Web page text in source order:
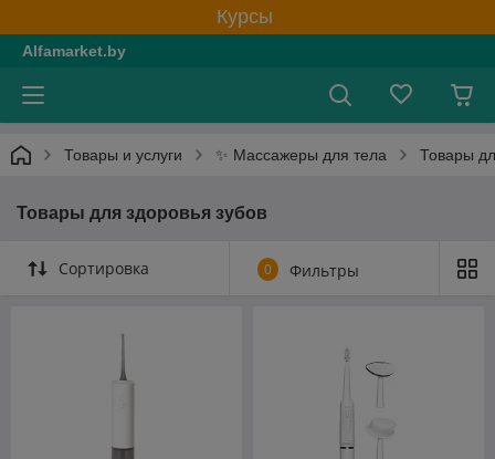
Курсы
Alfamarket.by
Товары и услуги ✨ Массажеры для тела Товары
Товары для здоровья зубов
Сортировка 0 Фильтры